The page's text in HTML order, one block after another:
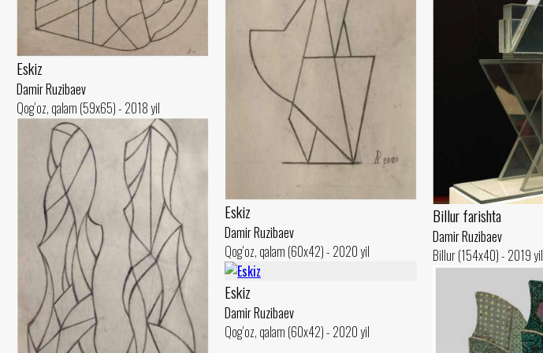
Eskiz
Damir Ruzibaev
Qog‘oz, qalam (59x65) - 2018 yil
Eskiz
Damir Ruzibaev
Qog‘oz, qalam (60x42) - 2020 yil
Billur farishta
Damir Ruzibaev
Billur (154x40) - 2019 yil
Eskiz
Damir Ruzibaev
Qog‘oz, qalam (60x42) - 2020 yil